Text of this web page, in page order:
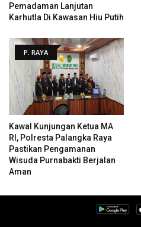
Pemadaman Lanjutan
Karhutla Di Kawasan Hiu Putih
P. RAYA
Kawal Kunjungan Ketua MA
RI, Polresta Palangka Raya
Pastikan Pengamanan
Wisuda Purnabakti Berjalan
Aman